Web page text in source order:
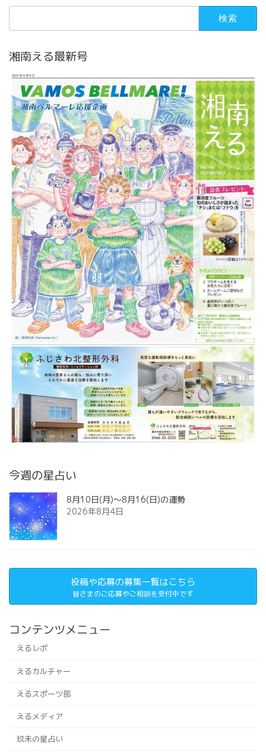
湘南える最新号
今週の星占い
8月10日(月)～8月16(日)の運勢
2026年8月4日
投稿や応募の募集一覧はこちら
皆さまのご応募やご相談を受付中です
コンテンツメニュー
えるレポ
えるカルチャー
えるスポーツ部
えるメディア
玖未の星占い